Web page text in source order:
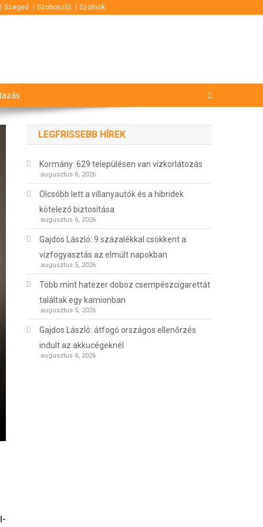
Szeged Szoboszló Szolnok
LEGFRISSEBB HÍREK
Kormány: 629 településen van vízkorlátozás
augusztus 6, 2026
Olcsóbb lett a villanyautók és a hibridek
kötelező biztosítása
augusztus 6, 2026
Gajdos László: 9 százalékkal csökkent a
vízfogyasztás az elmúlt napokban
augusztus 5, 2026
Több mint hatezer doboz csempészcigarettát
találtak egy kamionban
augusztus 5, 2026
Gajdos László: átfogó országos ellenőrzés
indult az akkucégeknél
augusztus 4, 2026